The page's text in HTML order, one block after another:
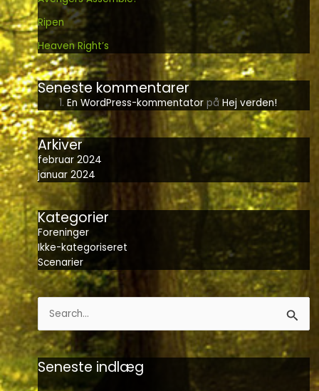
Ripen
Heaven Right’s
Seneste kommentarer
En WordPress-kommentator påHej verden!
Arkiver
februar 2024
januar 2024
Kategorier
Foreninger
Ikke-kategoriseret
Scenarier
Søg
efter:
Seneste indlæg